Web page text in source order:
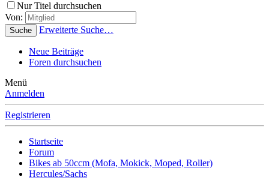
Nur Titel durchsuchen
Von:
Suche Erweiterte Suche…
Neue Beiträge
Foren durchsuchen
Menü
Anmelden
Registrieren
Startseite
Forum
Bikes ab 50ccm (Mofa, Mokick, Moped, Roller)
Hercules/Sachs